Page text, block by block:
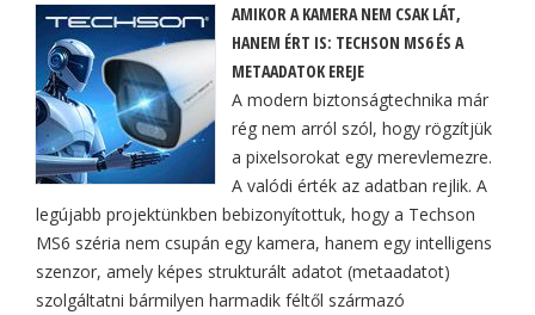
AMIKOR A KAMERA NEM CSAK LÁT,
HANEM ÉRT IS: TECHSON MS6 ÉS A
METAADATOK EREJE
A modern biztonságtechnika már
rég nem arról szól, hogy rögzítjük
a pixelsorokat egy merevlemezre.
A valódi érték az adatban rejlik. A
legújabb projektünkben bebizonyítottuk, hogy a Techson
MS6 széria nem csupán egy kamera, hanem egy intelligens
szenzor, amely képes strukturált adatot (metaadatot)
szolgáltatni bármilyen harmadik féltől származó